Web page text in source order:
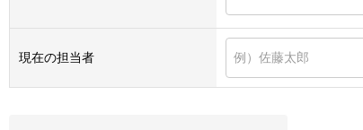
現在の担当者